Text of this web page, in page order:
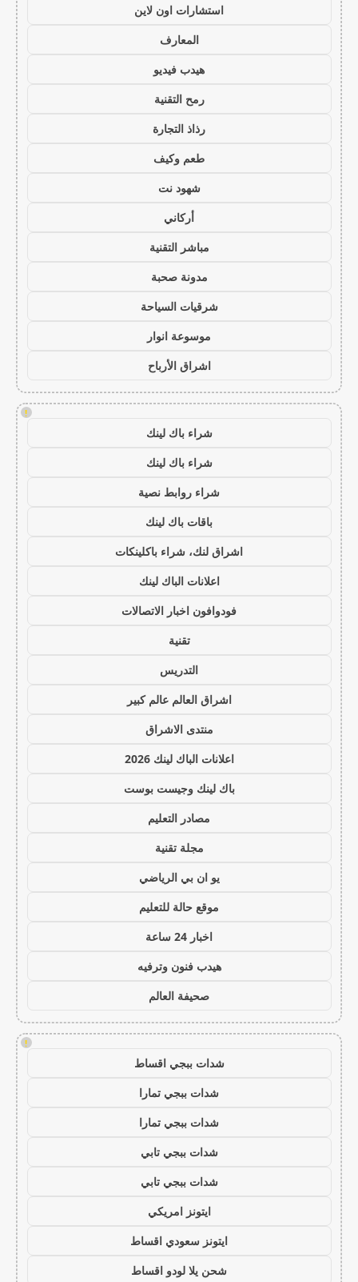
استشارات اون لاين
المعارف
هيدب فيديو
رمح التقنية
رذاذ التجارة
طعم وكيف
شهود نت
أركاني
مباشر التقنية
مدونة صحبة
شرقيات السياحة
موسوعة انوار
اشراق الأرباح
!
شراء باك لينك
شراء باك لينك
شراء روابط نصية
باقات باك لينك
اشراق لنك، شراء باكلينكات
اعلانات الباك لينك
فودوافون اخبار الاتصالات
تقنية
التدريس
اشراق العالم عالم كبير
منتدى الاشراق
اعلانات الباك لينك 2026
باك لينك وجيست بوست
مصادر التعليم
مجلة تقنية
يو ان بي الرياضي
موقع حالة للتعليم
اخبار 24 ساعة
هيدب فنون وترفيه
صحيفة العالم
!
شدات ببجي اقساط
شدات ببجي تمارا
شدات ببجي تمارا
شدات ببجي تابي
شدات ببجي تابي
ايتونز امريكي
ايتونز سعودي اقساط
شحن يلا لودو اقساط